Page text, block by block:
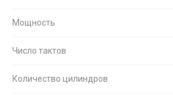
Мощность
Число тактов
Количество цилиндров